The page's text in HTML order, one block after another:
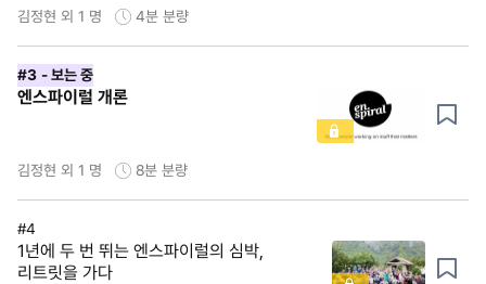
김정현 외 1 명 4분 분량
#3 - 보는 중
엔스파이럴 개론
김정현 외 1 명 8분 분량
#4
1년에 두 번 뛰는 엔스파이럴의 심박,
리트릿을 가다